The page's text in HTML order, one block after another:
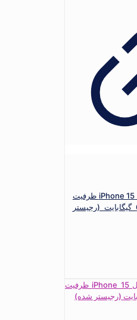
گوشی موبایل اپل مدل iPhone 15 ظرفیت
128 گیگابایت و رم 6 گیگابایت (رجیستر